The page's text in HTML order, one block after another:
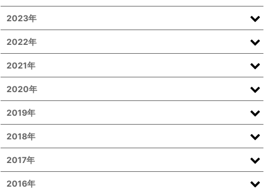
2023年
2022年
2021年
2020年
2019年
2018年
2017年
2016年